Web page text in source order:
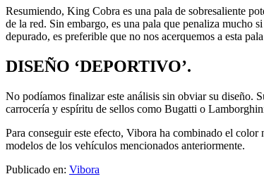
Resumiendo, King Cobra es una pala de sobresaliente
de la red. Sin embargo, es una pala que penaliza mucho
depurado, es preferible que no nos acerquemos a esta
DISEÑO ‘DEPORTIVO’.
No podíamos finalizar este análisis sin obviar su diseño.
carrocería y espíritu de sellos como Bugatti o
Para conseguir este efecto, Vibora ha combinado el
modelos de los vehículos mencionados anteriormente.
Publicado en: Vibora